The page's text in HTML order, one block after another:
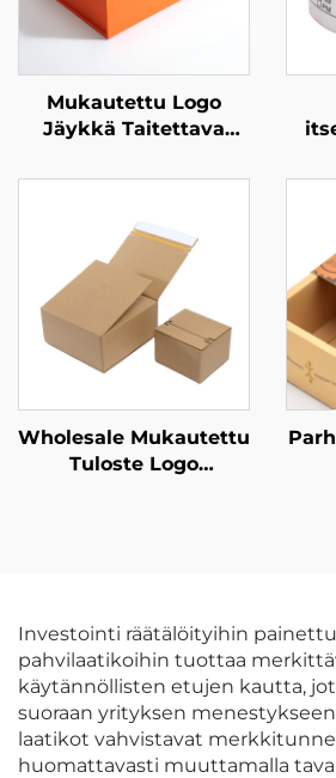
Mukautettu Logo
Jäykkä Taitettava
Paperilaatikko Luxus
Pakkauslahjalaatikko
Wholesale Mukautettu
Tuloste Logo
Investointi räätälöityihin
pahvilaatikoihin tuottaa
käytännöllisten etujen kautta,
suoraan yrityksen
laatikot vahvistavat
huomattavasti muuttamalla